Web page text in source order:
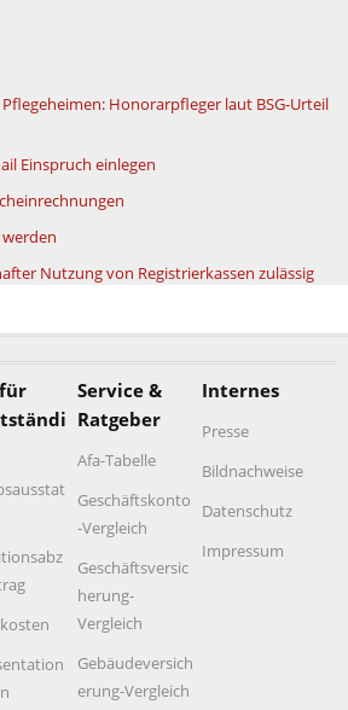
Honorarpfleger laut BSG-Urteil
Einspruch einlegen
Nutzung von Registrierkassen zulässig
Service &
Ratgeber
Afa-Tabelle
Geschäftskonto
-Vergleich
Geschäftsversic
herung-
Vergleich
Gebäudeversich
erung-Vergleich
Internes
Presse
Bildnachweise
Datenschutz
Impressum